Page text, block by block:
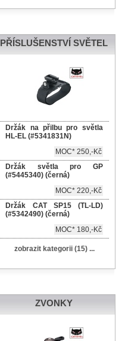
PŘÍSLUŠENSTVÍ SVĚTEL
Držák na přilbu pro světla
HL-EL (#5341831N)
MOC* 250,-Kč
Držák světla pro GP
(#5445340) (černá)
MOC* 220,-Kč
Držák CAT SP15 (TL-LD)
(#5342490) (černá)
MOC* 180,-Kč
zobrazit kategorii (15) ...
ZVONKY